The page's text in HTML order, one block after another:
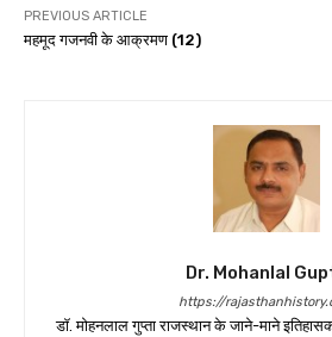
PREVIOUS ARTICLE
महमूद गजनवी के आक्रमण (12)
Dr. Mohanlal
https://
डॉ. मोहनलाल गुप्ता राजस्थान के जाने-माने